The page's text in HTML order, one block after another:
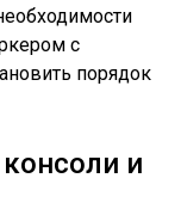
с
порядок
и